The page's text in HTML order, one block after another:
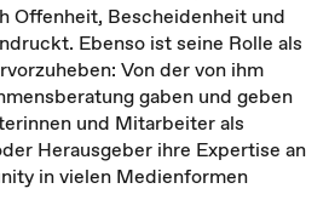
Offenheit, Bescheidenheit und
Ebenso ist seine Rolle als
Von der von ihm
gaben und geben
und Mitarbeiter als
Herausgeber ihre Expertise an
in vielen Medienformen